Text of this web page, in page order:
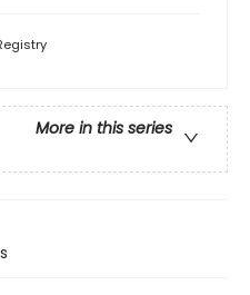
More in this series